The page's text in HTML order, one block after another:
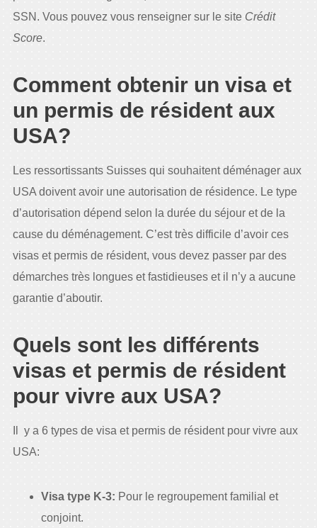
SSN. Vous pouvez vous renseigner sur le site Crédit
Score.
Comment obtenir un visa et
un permis de résident aux
USA?
Les ressortissants Suisses qui souhaitent déménager aux
USA doivent avoir une autorisation de résidence. Le type
d’autorisation dépend selon la durée du séjour et de la
cause du déménagement. C’est très difficile d’avoir ces
visas et permis de résident, vous devez passer par des
démarches très longues et fastidieuses et il n’y a aucune
garantie d’aboutir.
Quels sont les différents
visas et permis de résident
pour vivre aux USA?
Il y a 6 types de visa et permis de résident pour vivre aux
USA:
Visa type K-3: Pour le regroupement familial et
conjoint.